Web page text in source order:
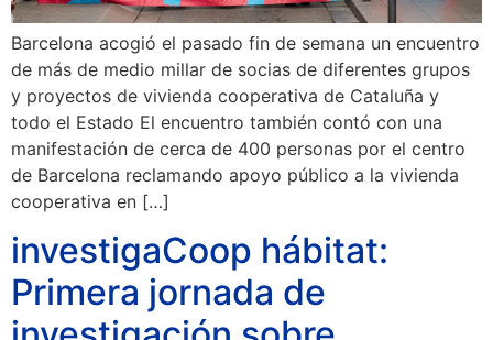
Barcelona acogió el pasado fin de semana un encuentro
de más de medio millar de socias de diferentes grupos
y proyectos de vivienda cooperativa de Cataluña y
todo el Estado El encuentro también contó con una
manifestación de cerca de 400 personas por el centro
de Barcelona reclamando apoyo público a la vivienda
cooperativa en […]
investigaCoop hábitat:
Primera jornada de